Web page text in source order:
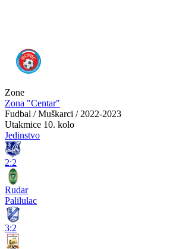
Zone
Zona "Centar"
Fudbal / Muškarci / 2022-2023
Utakmice 10. kolo
Jedinstvo
2:2
Rudar
Palilulac
3:2